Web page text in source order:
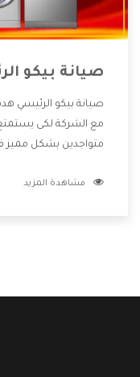
صيانة بيكو
صيانة بيكو الرئيسي
مع الشركة لكى يستمتع
متواجدين بشكل مميز
الشركة بها والتى تكون
مشاهدة المزيد